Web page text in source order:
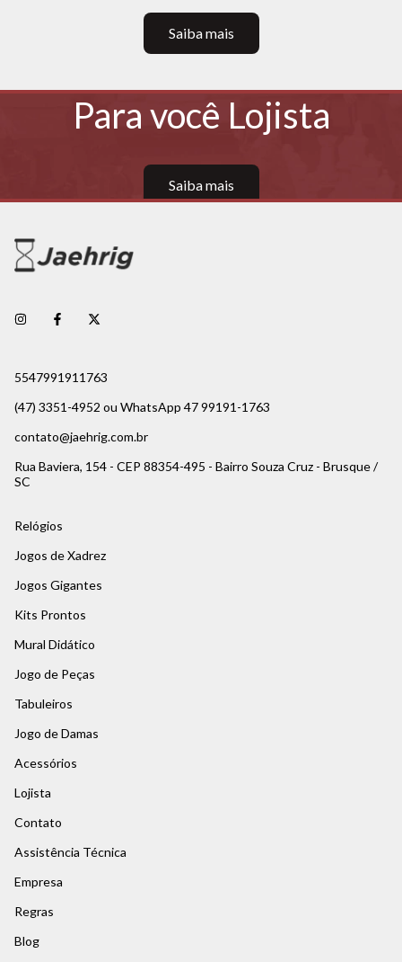
movimento e captura. O objetivo do jogo é dar o
xeque-mate, isto é, ameaçar o Rei do oponente com
uma captura inevitável.
Saiba mais
Para você Lojista
Saiba mais
5547991911763
(47) 3351-4952 ou WhatsApp 47 99191-1763
contato@jaehrig.com.br
Rua Baviera, 154 - CEP 88354-495 - Bairro Souza Cruz - Brusque /
SC
Relógios
Jogos de Xadrez
Jogos Gigantes
Kits Prontos
Mural Didático
Jogo de Peças
Tabuleiros
Jogo de Damas
Acessórios
Lojista
Contato
Assistência Técnica
Empresa
Regras
Blog